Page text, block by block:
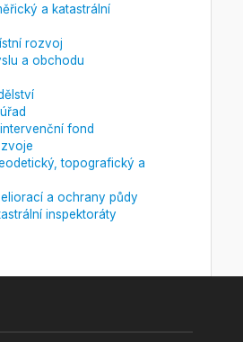
a katastrální
rozvoj
a obchodu
fond
topografický a
a ochrany půdy
inspektoráty